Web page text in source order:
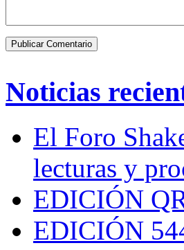
Noticias
El Foro
lecturas y
EDICIÓN
EDICIÓN